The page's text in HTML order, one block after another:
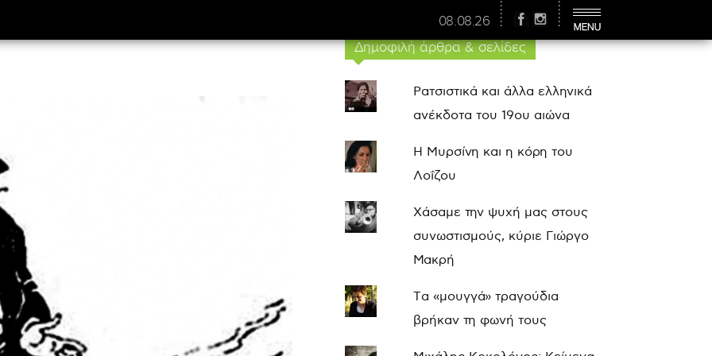
08.08.26
Δημοφιλή άρθρα & σελίδες
Ρατσιστικά και άλλα ελληνικά
ανέκδοτα του 19ου αιώνα
Η Μυρσίνη και η κόρη του
Λοΐζου
Χάσαμε την ψυχή μας στους
συνωστισμούς, κύριε Γιώργο
Μακρή
Τα «μουγγά» τραγούδια
βρήκαν τη φωνή τους